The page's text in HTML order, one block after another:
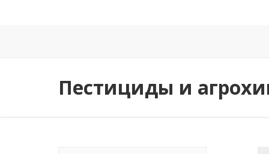
Пестициды и